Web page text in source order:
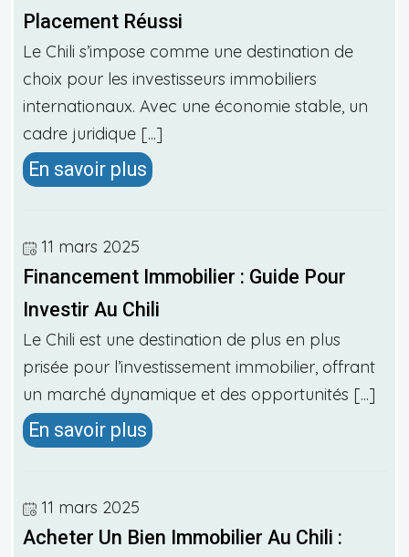
Placement Réussi
Le Chili s’impose comme une destination de
choix pour les investisseurs immobiliers
internationaux. Avec une économie stable, un
cadre juridique [...]
En savoir plus
11 mars 2025
Financement Immobilier : Guide Pour
Investir Au Chili
Le Chili est une destination de plus en plus
prisée pour l’investissement immobilier, offrant
un marché dynamique et des opportunités [...]
En savoir plus
11 mars 2025
Acheter Un Bien Immobilier Au Chili :